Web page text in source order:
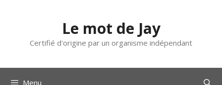
Le mot de Jay
Certifié d'origine par un organisme indépendant
Menu